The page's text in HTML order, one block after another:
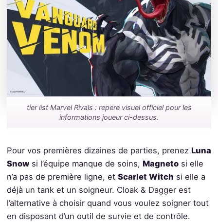
tier list Marvel Rivals : repere visuel officiel pour les
informations joueur ci-dessus.
Pour vos premières dizaines de parties, prenez Luna
Snowsi l’équipe manque de soins, Magnetosi elle
n’a pas de première ligne, et Scarlet Witch si elle a
déjà un tank et un soigneur. Cloak & Dagger est
l’alternative à choisir quand vous voulez soigner tout
en disposant d’un outil de survie et de contrôle.